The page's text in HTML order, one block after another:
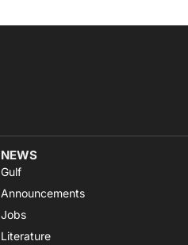
NEWS
Gulf
Announcements
Jobs
Literature